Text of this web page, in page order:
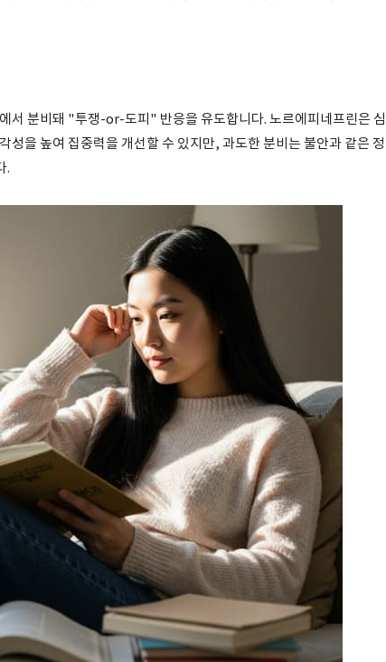
서 분비돼 "투쟁-or-도피" 반응을 유도합니다. 노르에피네프린은 심
성을 높여 집중력을 개선할 수 있지만, 과도한 분비는 불안과 같은 정
.